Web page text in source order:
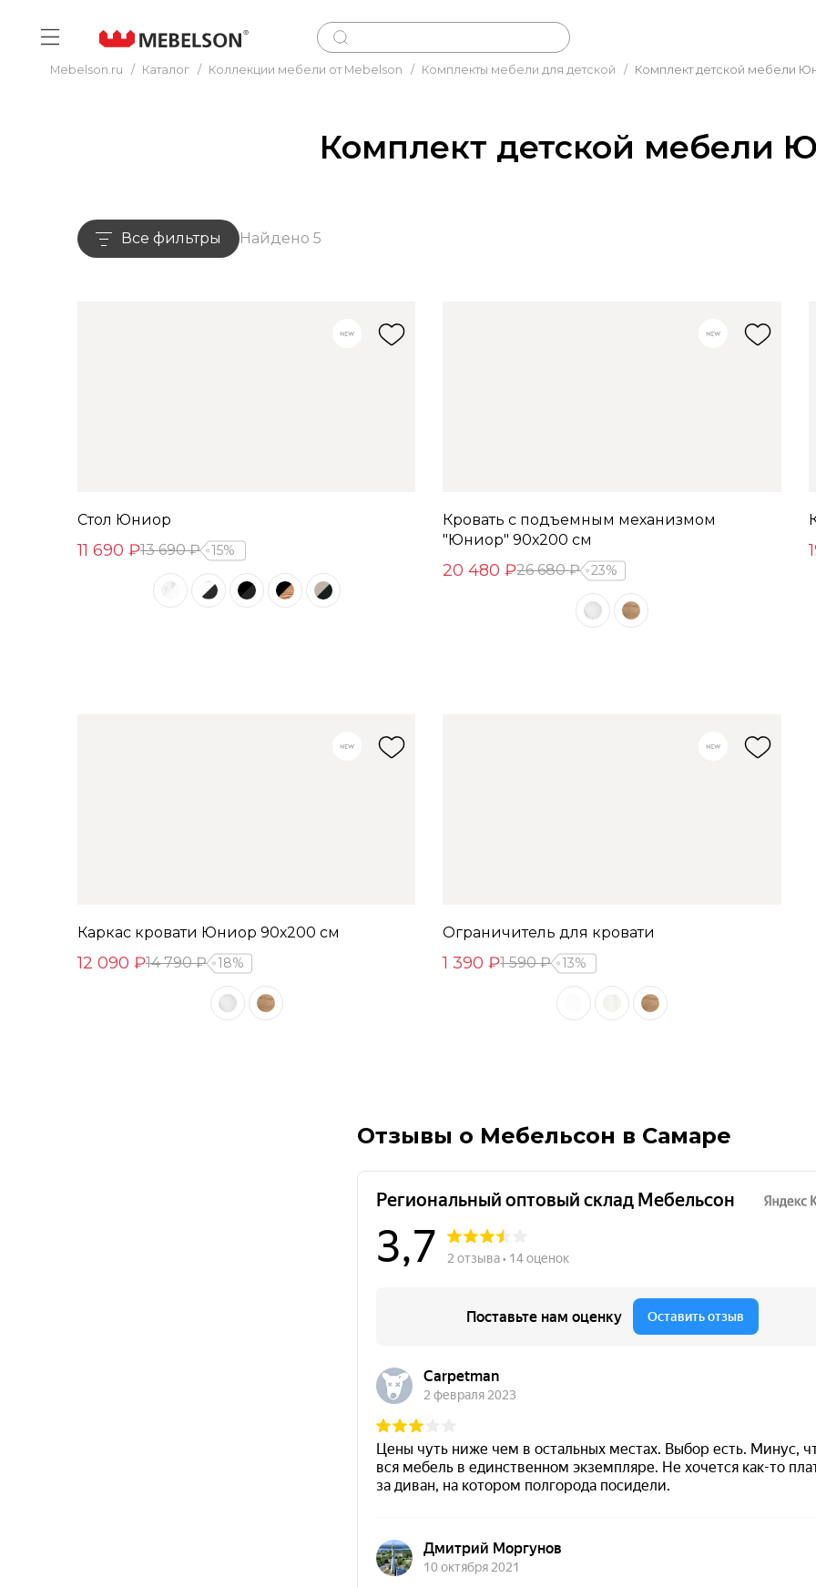
Mebelson.ru / Каталог / Коллекции мебели от Mebelson / Комплекты мебели для детской / Комплект детской мебели
Комплект детской мебели
Все фильтры Найдено 5
Стол Юниор
11 690 ₽13 690 ₽ 15%
Кровать с подъемным механизмом
"Юниор" 90х200 см
20 480 ₽26 680 ₽ 23%
Каркас кровати Юниор 90х200 см
12 090 ₽14 790 ₽ 18%
Ограничитель для кровати
1 390 ₽1 590 ₽ 13%
Отзывы о Мебельсон в Самаре